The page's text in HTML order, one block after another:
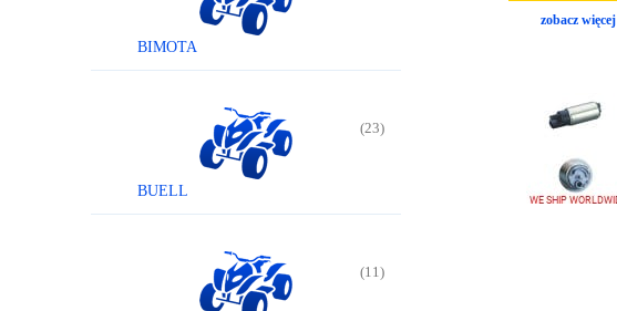
BIMOTA
BUELL
(23)
(11)
zobacz więcej